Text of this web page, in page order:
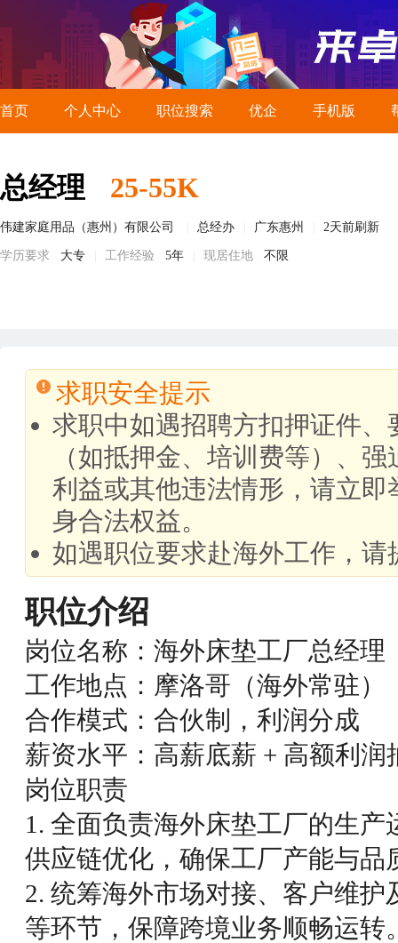
首页 个人中心 职位搜索 优企 手机版
总经理 25-55K
伟建家庭用品（惠州）有限公司 总经办 广东惠州 2天前刷新
学历要求 大专 工作经验 5年 现居住地 不限
求职安全提示
求职中如遇招聘方扣押证件
（如抵押金、培训费等）、
利益或其他违法情形，请立
身合法权益。
如遇职位要求赴海外工作，
职位介绍
岗位名称：海外床垫工厂总经理
工作地点：摩洛哥（海外常驻）
合作模式：合伙制，利润分成
薪资水平：高薪底薪 + 高额利润
岗位职责
1. 全面负责海外床垫工厂的生
供应链优化，确保工厂产能与品
2. 统筹海外市场对接、客户维
等环节，保障跨境业务顺畅运转